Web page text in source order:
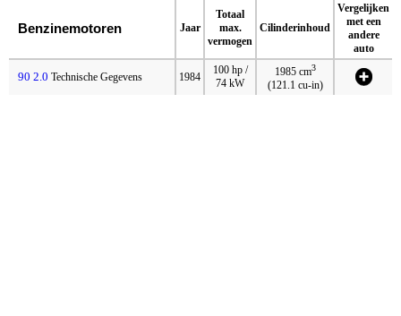
Benzinemotoren Jaar
Totaal
max.
vermogen
Cilinderinhoud
Vergelijken
met een
andere
auto
90 2.0 Technische Gegevens 1984
100 hp /
74 kW
1985 cm3
(121.1 cu-in)